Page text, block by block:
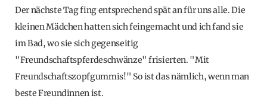
Der nächste Tag fing entsprechend spät an für uns alle. Die
kleinen Mädchen hatten sich feingemacht und ich fand sie
im Bad, wo sie sich gegenseitig
"Freundschaftspferdeschwänze" frisierten. "Mit
Freundschaftszopfgummis!" So ist das nämlich, wenn man
beste Freundinnen ist.